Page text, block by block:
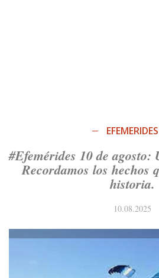
EFEMERIDES
#Efemérides 10 de agosto:
Recordamos los hechos
historia.
10.08.2025